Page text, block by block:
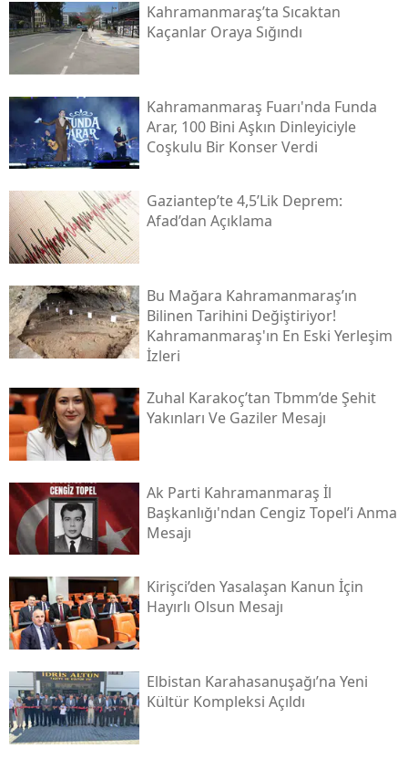
Kahramanmaraş’ta Sıcaktan
Kaçanlar Oraya Sığındı
Kahramanmaraş Fuarı'nda Funda
Arar, 100 Bini Aşkın Dinleyiciyle
Coşkulu Bir Konser Verdi
Gaziantep’te 4,5’lik Deprem:
Afad’dan Açıklama
Bu Mağara Kahramanmaraş’ın
Bilinen Tarihini Değiştiriyor!
Kahramanmaraş'ın En Eski Yerleşim
İzleri
Zuhal Karakoç’tan Tbmm’de Şehit
Yakınları Ve Gaziler Mesajı
Ak Parti Kahramanmaraş İl
Başkanlığı'ndan Cengiz Topel’i Anma
Mesajı
Kirişci’den Yasalaşan Kanun İçin
Hayırlı Olsun Mesajı
Elbistan Karahasanuşağı’na Yeni
Kültür Kompleksi Açıldı